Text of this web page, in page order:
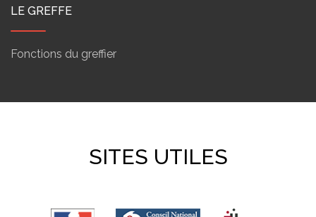
LE GREFFE
Fonctions du greffier
SITES UTILES